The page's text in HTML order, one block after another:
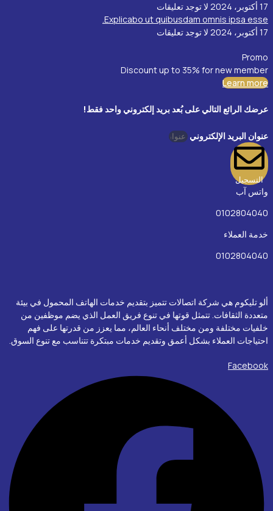
17 أكتوبر، 2024
لا توجد تعليقات
Explicabo ut quibusdam omnis ipsa esse.
17 أكتوبر، 2024
لا توجد تعليقات
Promo
Discount up to 35% for new member
Learn more
عرضك الرائع التالي على بُعد بريد إلكتروني واحد فقط!
عنوان البريد الإلكتروني
التسجيل
واتس آب
0102804040
خدمة العملاء
0102804040
ألو تليكوم هي شركة اتصالات تتميز بتقديم خدمات الهاتف المحمول في بيئة
متعددة الثقافات. تتمثل قوتها في تنوع فريق العمل الذي يضم موظفين من
خلفيات مختلفة ومن مختلف أنحاء العالم، مما يعزز من قدرتها على فهم
احتياجات العملاء بشكل أعمق وتقديم خدمات مبتكرة تتناسب مع تنوع السوق.
Facebook